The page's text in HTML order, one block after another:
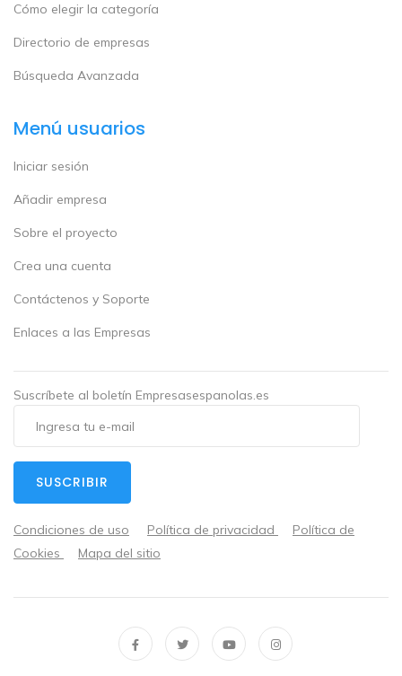
Cómo elegir la categoría
Directorio de empresas
Búsqueda Avanzada
Menú usuarios
Iniciar sesión
Añadir empresa
Sobre el proyecto
Crea una cuenta
Contáctenos y Soporte
Enlaces a las Empresas
Suscríbete al boletín Empresasespanolas.es
Condiciones de uso Política de privacidad
Política de
Cookies
Mapa del sitio
SUSCRIBIR